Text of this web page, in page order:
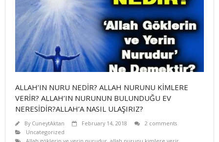
ALLAH’IN NURU NEDİR? ALLAH NURUNU KİMLERE
VERİR? ALLAH’IN NURUNUN BULUNDUĞU EV
NERESİDİR?ALLAH’A NASIL ULAŞIRIZ?
By CuneytAktan February 14, 2018
2 comments
Uncategorized